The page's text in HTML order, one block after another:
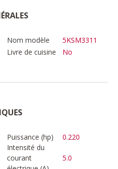
Nom modèle
5KSM3311
Livre de cuisine
No
Puissance (hp)
0.220
Intensité du
courant
5.0